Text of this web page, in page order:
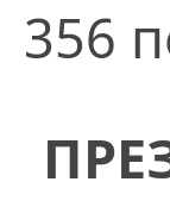
356